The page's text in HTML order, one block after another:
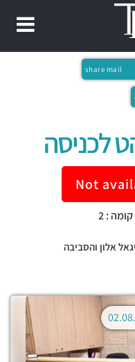
share mail
לכניסה
Not
יגאל אלון והסביבה